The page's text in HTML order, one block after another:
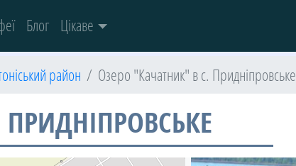
Блог Цікаве
район Озеро "Качатник" в с. Придніпровське